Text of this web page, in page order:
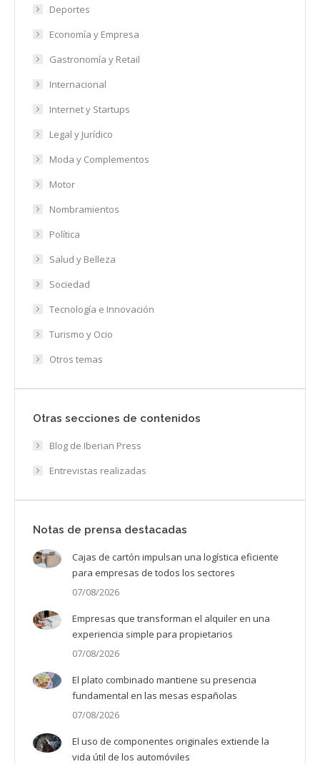
Deportes
Economía y Empresa
Gastronomía y Retail
Internacional
Internet y Startups
Legal y Jurídico
Moda y Complementos
Motor
Nombramientos
Política
Salud y Belleza
Sociedad
Tecnología e Innovación
Turismo y Ocio
Otros temas
Otras secciones de contenidos
Blog de Iberian Press
Entrevistas realizadas
Notas de prensa destacadas
Cajas de cartón impulsan una logística eficiente
para empresas de todos los sectores
07/08/2026
Empresas que transforman el alquiler en una
experiencia simple para propietarios
07/08/2026
El plato combinado mantiene su presencia
fundamental en las mesas españolas
07/08/2026
El uso de componentes originales extiende la
vida útil de los automóviles